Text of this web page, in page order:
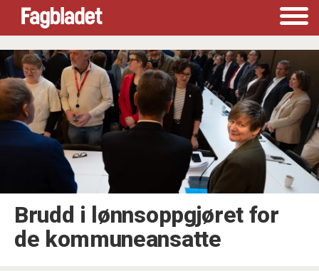
Tag:
kommuneansatte
Brudd i lønnsoppgjøret for
de kommuneansatte